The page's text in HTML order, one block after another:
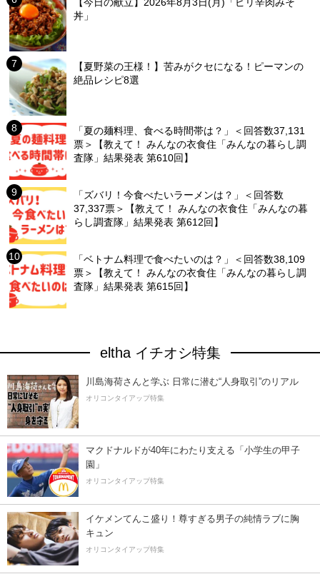
丼」
【夏野菜の王様！】苦みがクセになる！ピーマンの
絶品レシピ8選
「夏の麺料理、食べる時間帯は？」＜回答数37,131
票＞【教えて！ みんなの衣食住「みんなの暮らし調
査隊」結果発表 第610回】
「ズバリ！今食べたいラーメンは？」＜回答数
37,337票＞【教えて！ みんなの衣食住「みんなの暮
らし調査隊」結果発表 第612回】
「ベトナム料理で食べたいのは？」＜回答数38,109
票＞【教えて！ みんなの衣食住「みんなの暮らし調
査隊」結果発表 第615回】
eltha イチオシ特集
川島海荷さんと学ぶ 日常に潜む“人身取引”のリアル
オリコンタイアップ特集
マクドナルドが40年にわたり支える「小学生の甲子
園」
オリコンタイアップ特集
イケメンてんこ盛り！尊すぎる男子の純情ラブに胸
キュン
オリコンタイアップ特集